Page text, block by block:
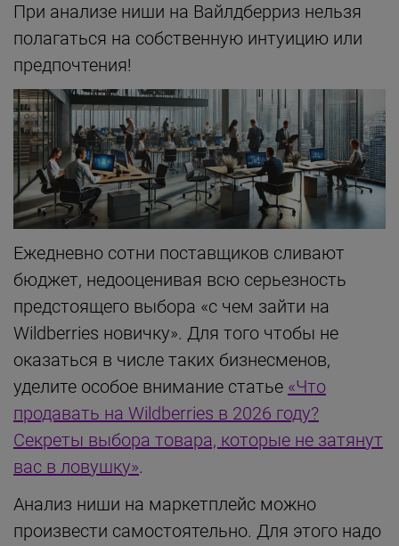
При анализе ниши на Вайлдберриз нельзя
полагаться на собственную интуицию или
предпочтения!
Ежедневно сотни поставщиков сливают
бюджет, недооценивая всю серьезность
предстоящего выбора «с чем зайти на
Wildberries новичку». Для того чтобы не
оказаться в числе таких бизнесменов,
уделите особое внимание статье «Что
продавать на Wildberries в 2026 году?
Секреты выбора товара, которые не затянут
вас в ловушку».
Анализ ниши на маркетплейс можно
произвести самостоятельно. Для этого надо